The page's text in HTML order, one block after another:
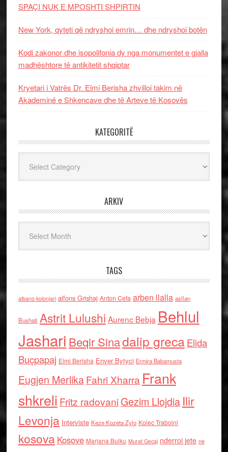
SPAÇI NUK E MPOSHTI SHPIRTIN
New York, qyteti që ndryshoi emrin… dhe ndryshoi botën
Kodi zakonor dhe isopolifonia dy nga monumentet e gjalla
madhështore të antikitetit shqiptar
Kryetari i Vatrës Dr. Elmi Berisha zhvilloi takim në
Akademinë e Shkencave dhe të Arteve të Kosovës
KATEGORITË
ARKIV
TAGS
albano kolonjari alfons Grishaj Anton Cefa arben llalla asllan
Bushati Astrit Lulushi Aurenc Bebja Behlul
Jashari Beqir Sinadalip grecaElida
Buçpapaj Elmi Berisha Enver Bytyci Ermira Babamusta
Eugjen MerlikaFahri Xharra Frank
shkreli Fritz radovaniGezim Llojdia Ilir
Levonja Interviste Keze Kozeta Zylo Kolec Traboini
kosova Kosove Marjana Bulku Murat Gecaj nderroi jete ne